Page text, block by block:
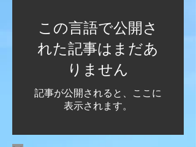
この言語で公開さ
れた記事はまだあ
りません
記事が公開されると、ここに
表示されます。